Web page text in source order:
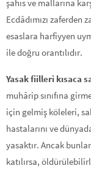
şahıs ve mallarına
Ecdâdımızı
esaslara harfiyyen
ile doğru orantılıdır.
Yasak fiilleri kısaca
muhârip sınıfına
için gelmiş köleleri,
hastalarını ve
yasaktır. Ancak
katılırsa,